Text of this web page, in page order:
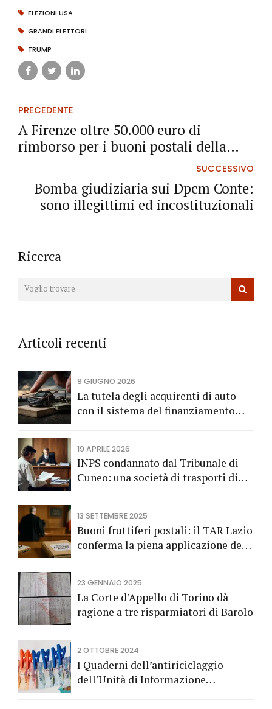
ELEZIONI USA
GRANDI ELETTORI
TRUMP
PRECEDENTE
A Firenze oltre 50.000 euro di
rimborso per i buoni postali della
SUCCESSIVO
Bomba giudiziaria sui Dpcm Conte:
sono illegittimi ed incostituzionali
Ricerca
Articoli recenti
9 GIUGNO 2026
La tutela degli acquirenti di auto
con il sistema del finanziamento
19 APRILE 2026
INPS condannato dal Tribunale di
Cuneo: una società di trasporti di
13 SETTEMBRE 2025
Buoni fruttiferi postali: il TAR Lazio
conferma la piena applicazione del
fruttiferi postali.
23 GENNAIO 2025
La Corte d’Appello di Torino dà
ragione a tre risparmiatori di Barolo
2 OTTOBRE 2024
I Quaderni dell’antiriciclaggio
dell'Unità di Informazione